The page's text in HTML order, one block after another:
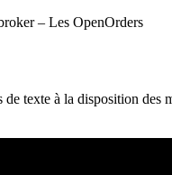
– Les OpenOrders
texte à la disposition